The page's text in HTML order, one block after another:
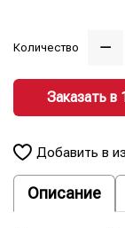
Количество
Заказать в
Добавить в
Описание